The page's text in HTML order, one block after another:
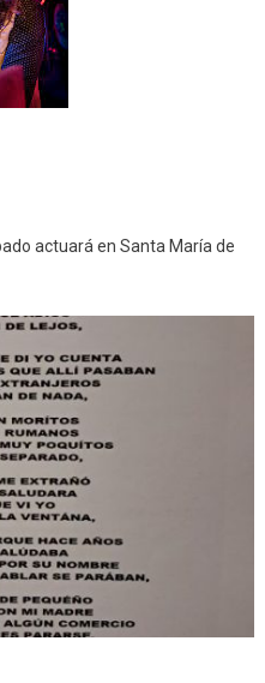
actuará en Santa María de